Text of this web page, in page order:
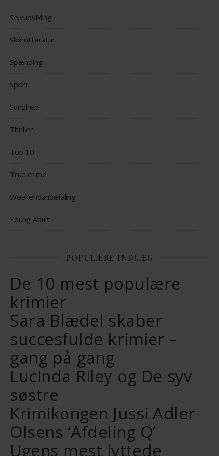
Selvudvikling
Skønlitteratur
Spænding
Sport
Sundhed
Thriller
Top 10
True crime
Weekendanbefaling
Young Adult
POPULÆRE INDLÆG
De 10 mest populære
krimier
Sara Blædel skaber
succesfulde krimier –
gang på gang
Lucinda Riley og De syv
søstre
Krimikongen Jussi Adler-
Olsens ‘Afdeling Q’
Ugens mest lyttede